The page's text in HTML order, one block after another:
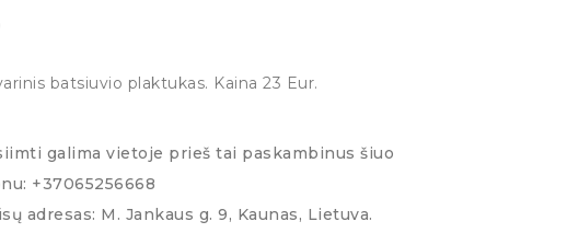
batsiuvio plaktukas. Kaina 23 Eur.
galima vietoje prieš tai paskambinus šiuo
+37065256668
adresas: M. Jankaus g. 9, Kaunas, Lietuva.